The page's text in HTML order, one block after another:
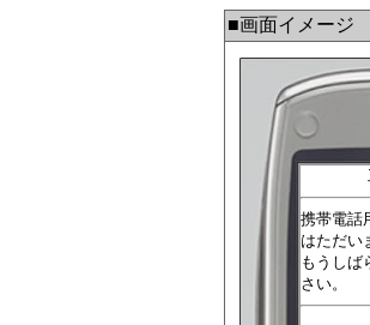
■画面イメージ